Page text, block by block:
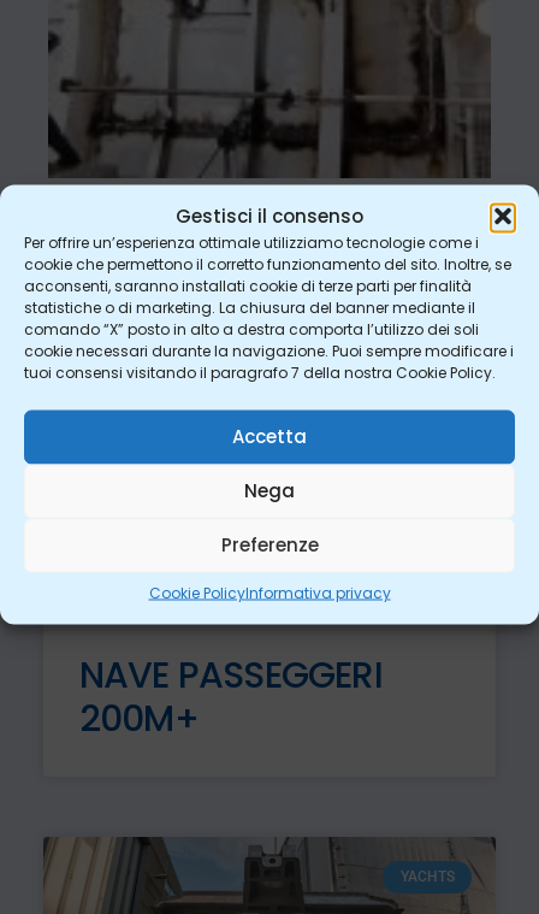
Gestisci il consenso
Per offrire un’esperienza ottimale utilizziamo tecnologie come i
cookie che permettono il corretto funzionamento del sito. Inoltre, se
acconsenti, saranno installati cookie di terze parti per finalità
statistiche o di marketing. La chiusura del banner mediante il
comando “X” posto in alto a destra comporta l’utilizzo dei soli
cookie necessari durante la navigazione. Puoi sempre modificare i
tuoi consensi visitando il paragrafo 7 della nostra Cookie Policy.
Accetta
Nega
Preferenze
Cookie PolicyInformativa privacy
Altri progetti
NAVE PASSEGGERI
200M+
YACHTS